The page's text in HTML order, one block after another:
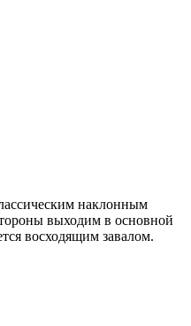
наклонным
выходим в основной
восходящим завалом.